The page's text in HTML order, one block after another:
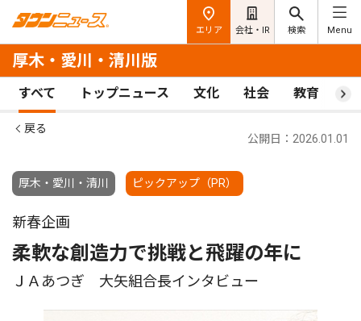
エリア 会社・IR 検索 Menu
厚木・愛川・清川版
すべて トップニュース 文化 社会 教育 ス
戻る
厚木・愛川・清川 ピックアップ（PR）
公開日：2026.01.01
新春企画
柔軟な創造力で挑戦と飛躍の年に
ＪＡあつぎ 大矢組合長インタビュー